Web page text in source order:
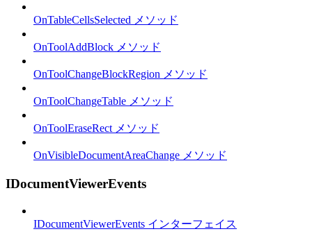
OnTableCellsSelected メソッド
OnToolAddBlock メソッド
OnToolChangeBlockRegion メソッド
OnToolChangeTable メソッド
OnToolEraseRect メソッド
OnVisibleDocumentAreaChange メソッド
IDocumentViewerEvents
IDocumentViewerEvents インターフェイス